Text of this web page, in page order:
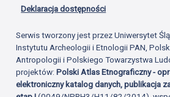
Deklaracja dostępności
Serwis tworzony jest przez Uniwersytet
Instytutu Archeologii i Etnologii PAN,
Antropologii i Polskiego Towarzystwa
projektów:Polski Atlas Etnograficzny -
elektroniczny katalog danych, publikacja